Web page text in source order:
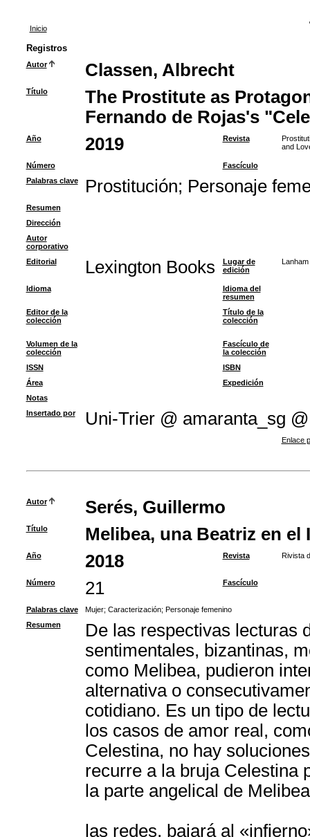
Inicio
Registros
Autor Classen, Albrecht
Título
The Prostitute as
Fernando de Rojas's
Año 2019 Revista
and
Número
Fascículo
Palabras clave
Prostitución; Personaje
Resumen
Dirección
Autor
corporativo
Editorial
Lexington Books
Lugar de
edición
Lanham
Idioma
Idioma del
resumen
Editor de la
colección
Título de la
colección
Volumen de la
colección
Fascículo de
la colección
ISSN
ISBN
Área
Expedición
Notas
Insertado por
Uni-Trier @ amaranta_sg @
Enlace
Autor Serés, Guillermo
Título Melibea, una Beatriz en el
Año 2018 Revista Rivista
Número 21 Fascículo
Palabras clave Mujer; Caracterización; Personaje femenino
Resumen
De las respectivas lecturas
sentimentales, bizantinas,
como Melibea, pudieron
alternativa o
cotidiano. Es un tipo de
los casos de amor real,
Celestina, no hay
recurre a la bruja Celestina
la parte angelical de
las redes, bajará al